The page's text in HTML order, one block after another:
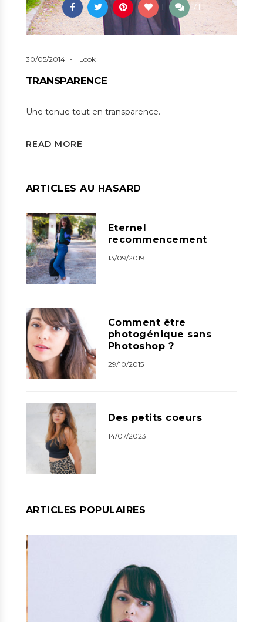
1 71
30/05/2014 Look
TRANSPARENCE
Une tenue tout en transparence.
READ MORE
ARTICLES AU HASARD
Eternel
recommencement
13/09/2019
Comment être
photogénique sans
Photoshop ?
29/10/2015
Des petits coeurs
14/07/2023
ARTICLES POPULAIRES